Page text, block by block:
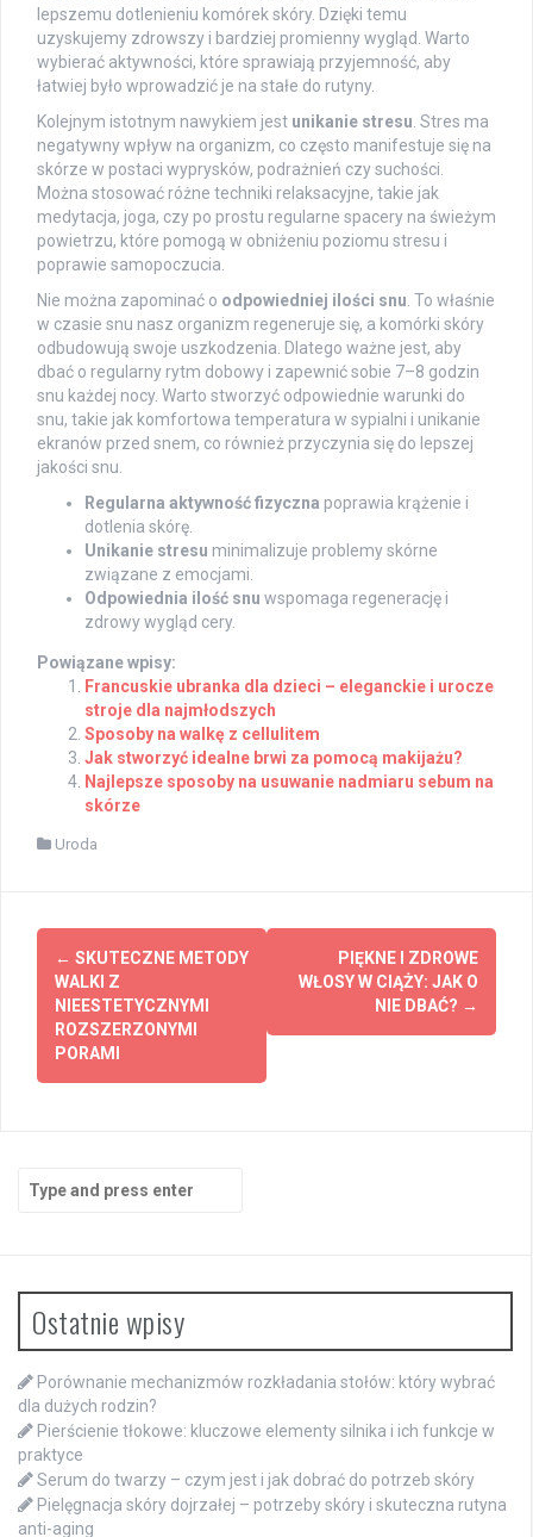
lepszemu dotlenieniu komórek skóry. Dzięki temu
uzyskujemy zdrowszy i bardziej promienny wygląd. Warto
wybierać aktywności, które sprawiają przyjemność, aby
łatwiej było wprowadzić je na stałe do rutyny.
Kolejnym istotnym nawykiem jest unikanie stresu . Stres ma
negatywny wpływ na organizm, co często manifestuje się na
skórze w postaci wyprysków, podrażnień czy suchości.
Można stosować różne techniki relaksacyjne, takie jak
medytacja, joga, czy po prostu regularne spacery na świeżym
powietrzu, które pomogą w obniżeniu poziomu stresu i
poprawie samopoczucia.
Nie można zapominać o odpowiedniej ilości snu . To właśnie
w czasie snu nasz organizm regeneruje się, a komórki skóry
odbudowują swoje uszkodzenia. Dlatego ważne jest, aby
dbać o regularny rytm dobowy i zapewnić sobie 7–8 godzin
snu każdej nocy. Warto stworzyć odpowiednie warunki do
snu, takie jak komfortowa temperatura w sypialni i unikanie
ekranów przed snem, co również przyczynia się do lepszej
jakości snu.
Regularna aktywność fizyczna poprawia krążenie i
dotlenia skórę.
Unikanie stresu minimalizuje problemy skórne
związane z emocjami.
Odpowiednia ilość snu wspomaga regenerację i
zdrowy wygląd cery.
Powiązane wpisy:
Francuskie ubranka dla dzieci – eleganckie i urocze
stroje dla najmłodszych
Sposoby na walkę z cellulitem
Jak stworzyć idealne brwi za pomocą makijażu?
Najlepsze sposoby na usuwanie nadmiaru sebum na
skórze
Uroda
Post
navigation
← SKUTECZNE METODY
WALKI Z
NIEESTETYCZNYMI
ROZSZERZONYMI
PORAMI
PIĘKNE I ZDROWE
WŁOSY W CIĄŻY: JAK O
NIE DBAĆ? →
for:
Ostatnie wpisy
Porównanie mechanizmów rozkładania stołów: który wybrać
dla dużych rodzin?
Pierścienie tłokowe: kluczowe elementy silnika i ich funkcje w
praktyce
Serum do twarzy – czym jest i jak dobrać do potrzeb skóry
Pielęgnacja skóry dojrzałej – potrzeby skóry i skuteczna rutyna
anti-aging